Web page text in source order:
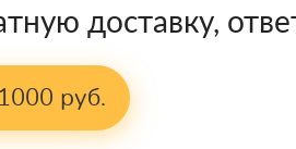
доставку,
руб.